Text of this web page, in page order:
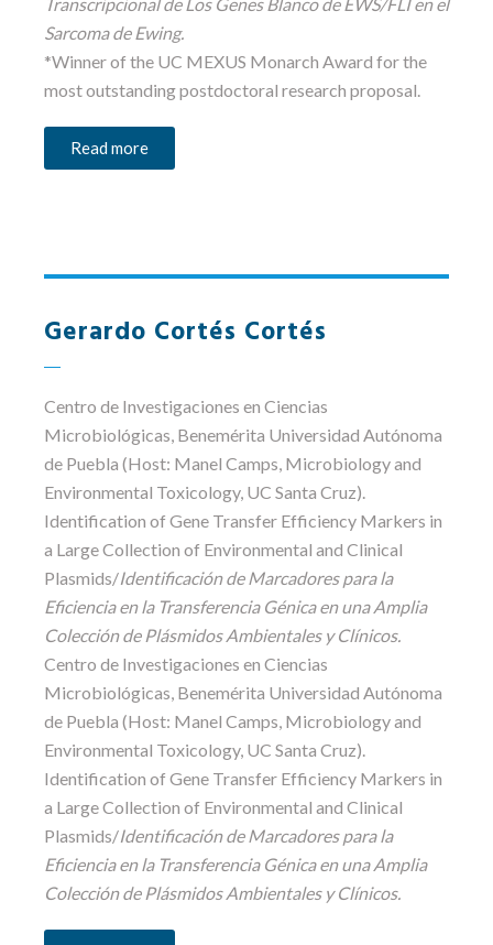
Sarcoma de Ewing.
*Winner of the UC MEXUS Monarch Award for the
most outstanding postdoctoral research proposal.
Read more
Gerardo Cortés Cortés
Centro de Investigaciones en Ciencias
Microbiológicas, Benemérita Universidad Autónoma
de Puebla (Host: Manel Camps, Microbiology and
Environmental Toxicology, UC Santa Cruz).
Identification of Gene Transfer Efficiency Markers in
a Large Collection of Environmental and Clinical
Plasmids/Identificación de Marcadores para la
Eficiencia en la Transferencia Génica en una Amplia
Colección de Plásmidos Ambientales y Clínicos.
Centro de Investigaciones en Ciencias
Microbiológicas, Benemérita Universidad Autónoma
de Puebla (Host: Manel Camps, Microbiology and
Environmental Toxicology, UC Santa Cruz).
Identification of Gene Transfer Efficiency Markers in
a Large Collection of Environmental and Clinical
Plasmids/Identificación de Marcadores para la
Eficiencia en la Transferencia Génica en una Amplia
Colección de Plásmidos Ambientales y Clínicos.